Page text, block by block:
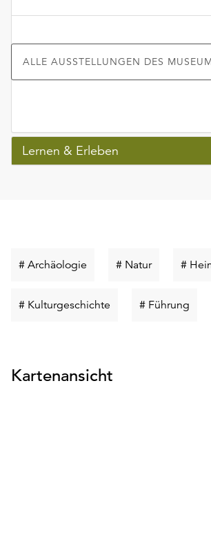
ALLE AUSSTELLUNGEN DES
Lernen & Erleben
# Archäologie Schlüsselwort
# Natur #
# Kulturgeschichte Schlüsselwort
# Führung
Kartenansicht